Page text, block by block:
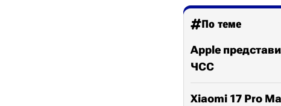
По теме
Apple
ЧСС
Xiaomi 17 Pro